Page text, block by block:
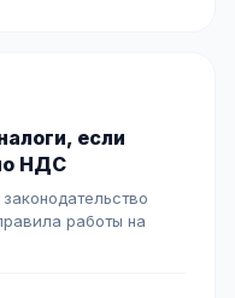
если
НДС
работы на